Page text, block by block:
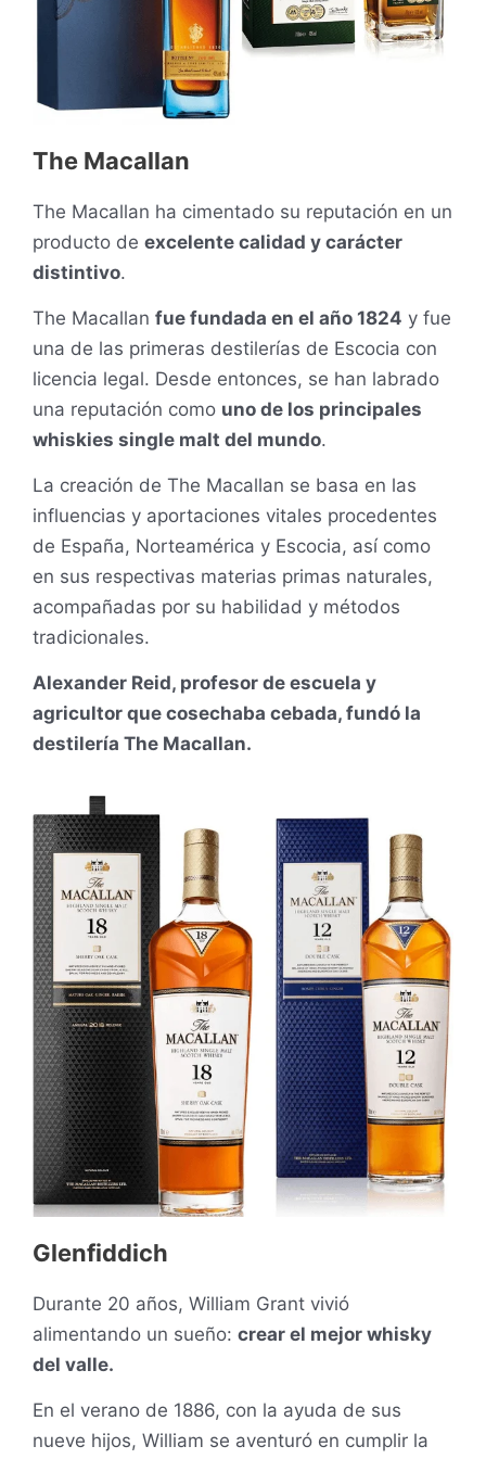
The Macallan
The Macallan ha cimentado su reputación en un
producto de excelente calidad y carácter
distintivo.
The Macallan fue fundada en el año 1824 y fue
una de las primeras destilerías de Escocia con
licencia legal. Desde entonces, se han labrado
una reputación como uno de los principales
whiskies single malt del mundo.
La creación de The Macallan se basa en las
influencias y aportaciones vitales procedentes
de España, Norteamérica y Escocia, así como
en sus respectivas materias primas naturales,
acompañadas por su habilidad y métodos
tradicionales.
Alexander Reid, profesor de escuela y
agricultor que cosechaba cebada, fundó la
destilería The Macallan.
Glenfiddich
Durante 20 años, William Grant vivió
alimentando un sueño: crear el mejor whisky
del valle.
En el verano de 1886, con la ayuda de sus
nueve hijos, William se aventuró en cumplir la